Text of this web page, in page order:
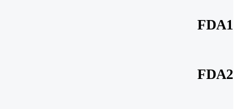
FDA1
FDA2